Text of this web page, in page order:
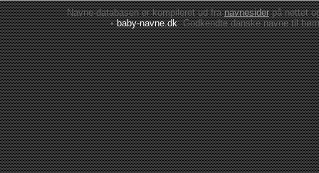
Navne-databasen er kompileret ud franavnesiderpå nettet
•baby-navne.dk: Godkendte danskenavne til børn